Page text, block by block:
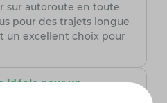
sur autoroute en toute
pour des trajets longue
un excellent choix pour
idéale pour un